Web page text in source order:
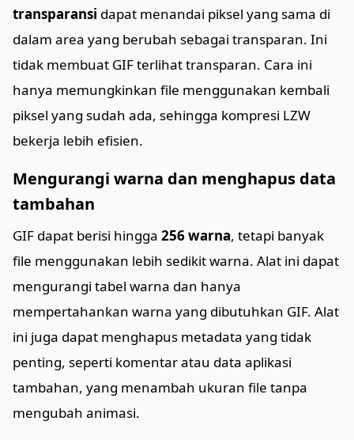
transparansi dapat menandai piksel yang sama di
dalam area yang berubah sebagai transparan. Ini
tidak membuat GIF terlihat transparan. Cara ini
hanya memungkinkan file menggunakan kembali
piksel yang sudah ada, sehingga kompresi LZW
bekerja lebih efisien.
Mengurangi warna dan menghapus data
tambahan
GIF dapat berisi hingga 256 warna, tetapi banyak
file menggunakan lebih sedikit warna. Alat ini dapat
mengurangi tabel warna dan hanya
mempertahankan warna yang dibutuhkan GIF. Alat
ini juga dapat menghapus metadata yang tidak
penting, seperti komentar atau data aplikasi
tambahan, yang menambah ukuran file tanpa
mengubah animasi.